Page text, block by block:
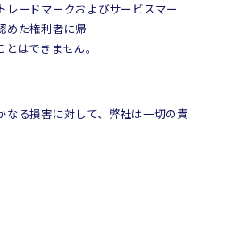
ードマークおよびサービスマー
めた権利者に帰
はできません。
る損害に対して、弊社は一切の責